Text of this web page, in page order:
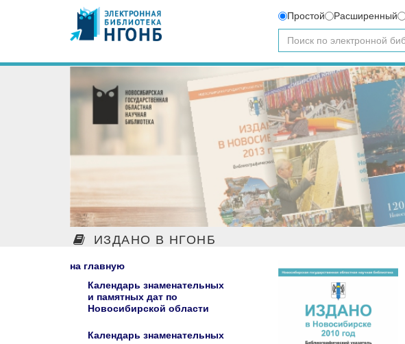
Простой Расширенный
ИЗДАНО В НГОНБ
на главную
Календарь знаменательных
и памятных дат по
Новосибирской области
Календарь знаменательных